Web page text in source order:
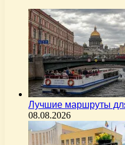
Лучшие маршруты
08.08.2026